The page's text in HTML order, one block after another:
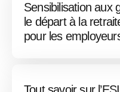
Sensibilisation aux
le départ à la
pour les